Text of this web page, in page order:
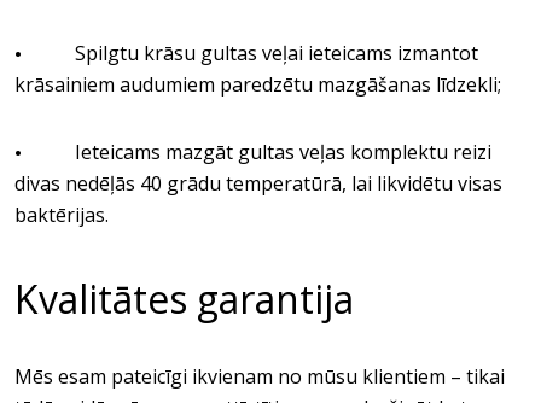
•
Spilgtu krāsu gultas veļai ieteicams izmantot
krāsainiem audumiem paredzētu mazgāšanas līdzekli;
•
Ieteicams mazgāt gultas veļas komplektu reizi
divas nedēļās 40 grādu temperatūrā, lai likvidētu visas
baktērijas.
Kvalitātes garantija
Mēs esam pateicīgi ikvienam no mūsu klientiem – tikai